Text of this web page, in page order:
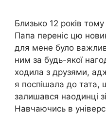
Близько 12 років
Папа переніс цю
для мене було
ним за будь-якої
ходила з друзями,
я поспішала до тата,
залишався наодинці
Навчаючись в